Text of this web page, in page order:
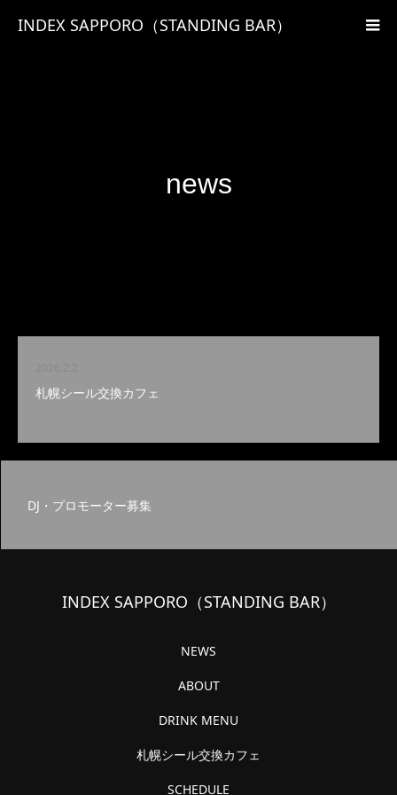
INDEX SAPPORO（STANDING BAR）
news
札幌シール交換カフェ
DJ・プロモーター募集
INDEX SAPPORO（STANDING BAR）
NEWS
ABOUT
DRINK MENU
札幌シール交換カフェ
SCHEDULE